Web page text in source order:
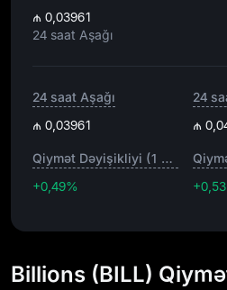
₼ 0,03961
24 saat Aşağı
24 saat Aşağı
₼ 0,03961
24
₼
Qiymət Dəyişikliyi (1 saat)
+0,49%
Billions (BILL)